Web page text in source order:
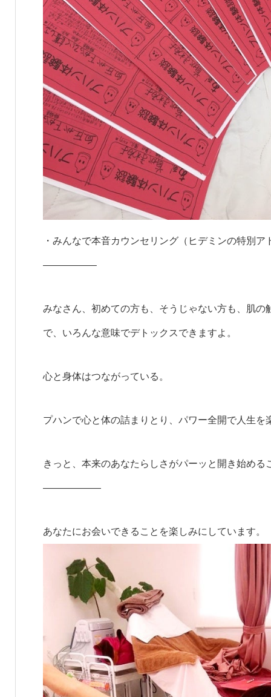
・みんなで本音カウンセリング（ヒデミンの特別ア
—————–
みなさん、初めての方も、そうじゃない方も、肌
で、いろんな意味でデトックスできますよ。
心と身体はつながっている。
プハンで心と体の詰まりとり、パワー全開で人生を
きっと、本来のあなたらしさがパーッと開き始める
——————
あなたにお会いできることを楽しみにしています。